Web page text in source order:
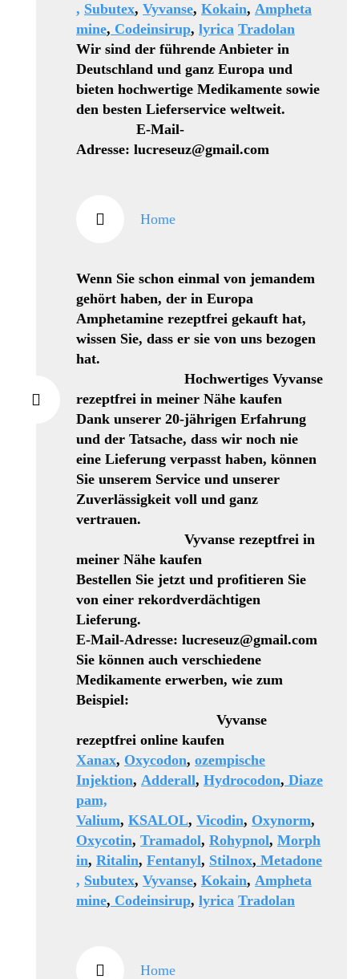
, Subutex, Vyvanse, Kokain, Ampheta
mine, Codeinsirup, lyrica Tradolan
Wir sind der führende Anbieter in
Deutschland und ganz Europa und
bieten hochwertige Medikamente sowie
den besten Lieferservice weltweit.
E-Mail-
Adresse: lucreseuz@gmail.com
Home
Wenn Sie schon einmal von jemandem
gehört haben, der in Europa
Amphetamine rezeptfrei gekauft hat,
wissen Sie, dass er sie von uns bezogen
hat.
Hochwertiges Vyvanse
rezeptfrei in meiner Nähe kaufen
Dank unserer 20-jährigen Erfahrung
und der Tatsache, dass wir noch nie
eine Lieferung verpasst haben, können
Sie unserem Service und unserer
Zuverlässigkeit voll und ganz
vertrauen.
Vyvanse rezeptfrei in
meiner Nähe kaufen
Bestellen Sie jetzt und profitieren Sie
von einer rekordverdächtigen
Lieferung.
E-Mail-Adresse: lucreseuz@gmail.com
Sie können auch verschiedene
Medikamente erwerben, wie zum
Beispiel:
Vyvanse
rezeptfrei online kaufen
Xanax, Oxycodon, ozempische
Injektion, Adderall, Hydrocodon, Diaze
pam,
Valium, KSALOL, Vicodin, Oxynorm,
Oxycotin, Tramadol, Rohypnol, Morph
in, Ritalin, Fentanyl, Stilnox, Metadone
, Subutex, Vyvanse, Kokain, Ampheta
mine, Codeinsirup, lyrica Tradolan
Home